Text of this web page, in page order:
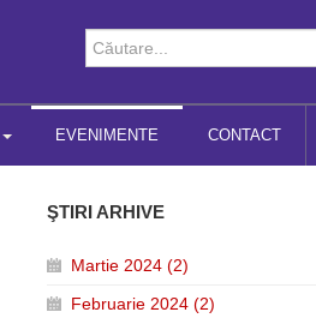
EVENIMENTE CONTACT
ŞTIRI ARHIVE
Martie 2024 (2)
Februarie 2024 (2)